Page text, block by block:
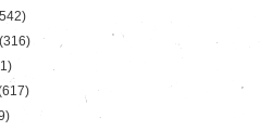
(316)